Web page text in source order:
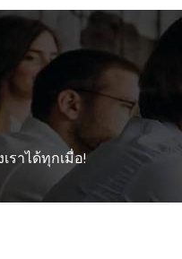
ราได้ทุกเมื่อ!